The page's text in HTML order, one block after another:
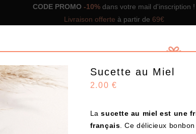
CODE PROMO -10% dans votre mail d'inscription !
Livraison offerte à partir de 69€
DE BOX NOS BOX PRÊTES À OFFRIR
Sucette au Miel
2.00 €
Lasucette au mielest une
français. Ce délicieux